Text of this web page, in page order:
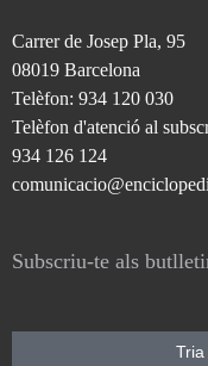
Carrer de Josep Pla, 95
08019 Barcelona
Telèfon: 934 120 030
Telèfon d'atenció al
934 126 124
Subscriu-te als